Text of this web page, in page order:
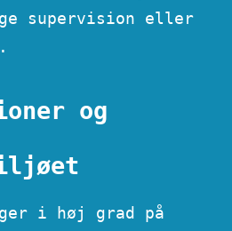
supervision eller
og
i høj grad på